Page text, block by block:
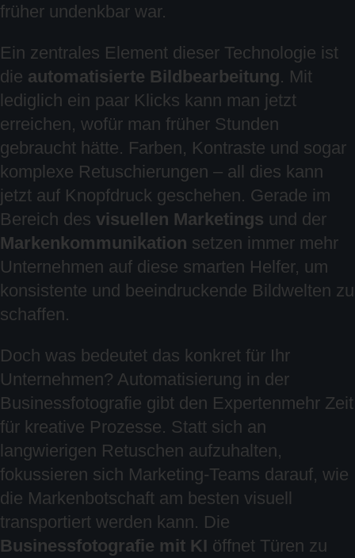
früher undenkbar war.
Ein zentrales Element dieser Technologie ist
die automatisierte Bildbearbeitung. Mit
lediglich ein paar Klicks kann man jetzt
erreichen, wofür man früher Stunden
gebraucht hätte. Farben, Kontraste und sogar
komplexe Retuschierungen – all dies kann
jetzt auf Knopfdruck geschehen. Gerade im
Bereich des visuellen Marketings und der
Markenkommunikation setzen immer mehr
Unternehmen auf diese smarten Helfer, um
konsistente und beeindruckende Bildwelten zu
schaffen.
Doch was bedeutet das konkret für Ihr
Unternehmen? Automatisierung in der
Businessfotografie gibt den Expertenmehr Zeit
für kreative Prozesse. Statt sich an
langwierigen Retuschen aufzuhalten,
fokussieren sich Marketing-Teams darauf, wie
die Markenbotschaft am besten visuell
transportiert werden kann. Die
Businessfotografie mit KI öffnet Türen zu